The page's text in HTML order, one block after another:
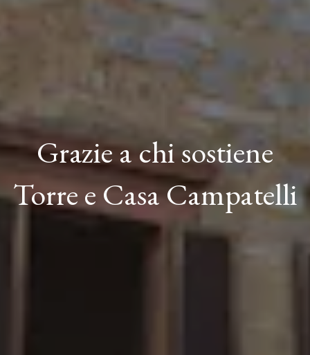
Grazie a chi sostiene
Torre e Casa Campatelli